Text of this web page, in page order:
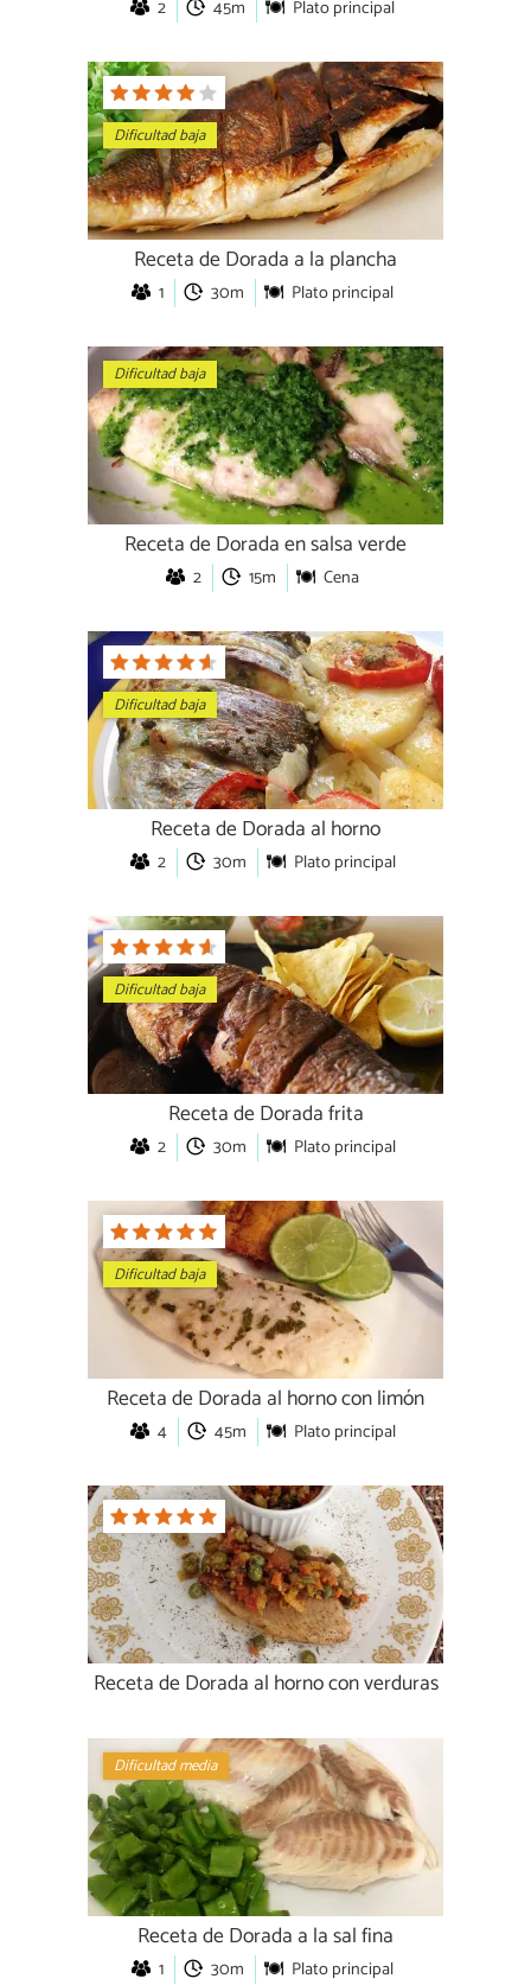
2 45m Plato principal
Dificultad baja
Receta de Dorada a la plancha
1 30m Plato principal
Dificultad baja
Receta de Dorada en salsa verde
2 15m Cena
Dificultad baja
Receta de Dorada al horno
2 30m Plato principal
Dificultad baja
Receta de Dorada frita
2 30m Plato principal
Dificultad baja
Receta de Dorada al horno con limón
4 45m Plato principal
Receta de Dorada al horno con verduras
Dificultad media
Receta de Dorada a la sal fina
1 30m Plato principal